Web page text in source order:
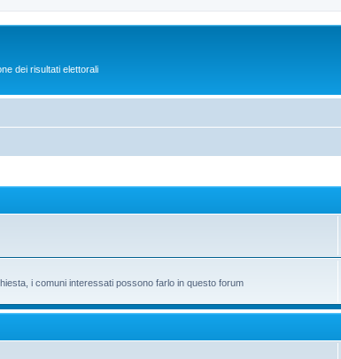
dei risultati elettorali
i comuni interessati possono farlo in questo forum